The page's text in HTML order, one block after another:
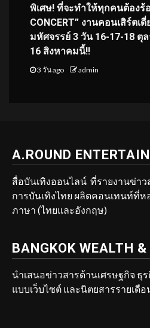
พิเศษ! ที่จะทำให้ทุกคนต้องร้อ
CONCERT” งานคอนเสิร์ตเ
มหัศจรรย์ 3 วัน 16-17-18
16 สิงหาคมนี้!!
3 วัน ago admin
A.ROUND
สื่อบันเทิงออนไลน์ ที่รายงานข่าว
การบันเทิงไทย ผลิตคอนเทนท์ที่
ภาษา (ไทยและอังกฤษ)
BANGKOK WEALTH
นำเสนอข่าวสารด้านเศรษฐกิจ ธุ
แบบเว็บไซต์ และนิตยสารรายเดือ